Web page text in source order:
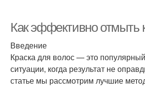
Как эффективно отмыть
Введение
Краска для волос — это
ситуации, когда результат не
статье мы рассмотрим лучшие